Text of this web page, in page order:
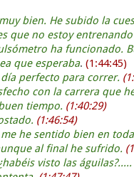
bien. He subido la
que no estoy entrenando
ha funcionado.
que esperaba. (1:44:45)
perfecto para correr.
con la carrera que
tiempo. (1:40:29)
(1:46:54)
he sentido bien en
al final he sufrido.
visto las águilas?.....